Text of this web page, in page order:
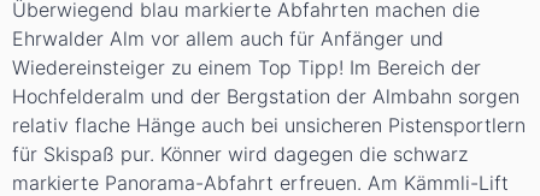
Überwiegend blau markierte Abfahrten machen die
Ehrwalder Alm vor allem auch für Anfänger und
Wiedereinsteiger zu einem Top Tipp! Im Bereich der
Hochfelderalm und der Bergstation der Almbahn sorgen
relativ flache Hänge auch bei unsicheren Pistensportlern
für Skispaß pur. Könner wird dagegen die schwarz
markierte Panorama-Abfahrt erfreuen. Am Kämmli-Lift